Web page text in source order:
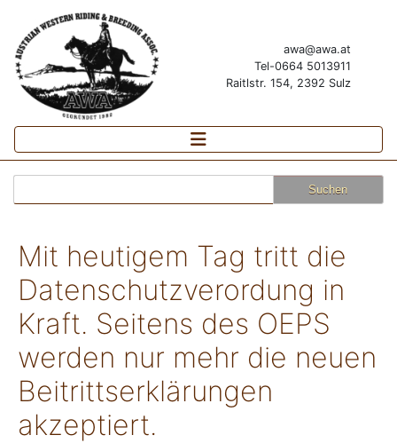
awa@awa.at
Tel-0664 5013911
Raitlstr. 154, 2392 Sulz
nach:
Mit heutigem Tag tritt die
Datenschutzverordung in
Kraft. Seitens des OEPS
werden nur mehr die neuen
Beitrittserklärungen
akzeptiert.